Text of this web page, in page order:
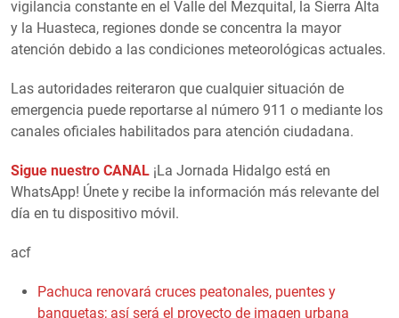
vigilancia constante en el Valle del Mezquital, la Sierra Alta
y la Huasteca, regiones donde se concentra la mayor
atención debido a las condiciones meteorológicas actuales.
Las autoridades reiteraron que cualquier situación de
emergencia puede reportarse al número 911 o mediante los
canales oficiales habilitados para atención ciudadana.
Sigue nuestro CANAL ¡La Jornada Hidalgo está en
WhatsApp! Únete y recibe la información más relevante del
día en tu dispositivo móvil.
acf
Pachuca renovará cruces peatonales, puentes y
banquetas; así será el proyecto de imagen urbana